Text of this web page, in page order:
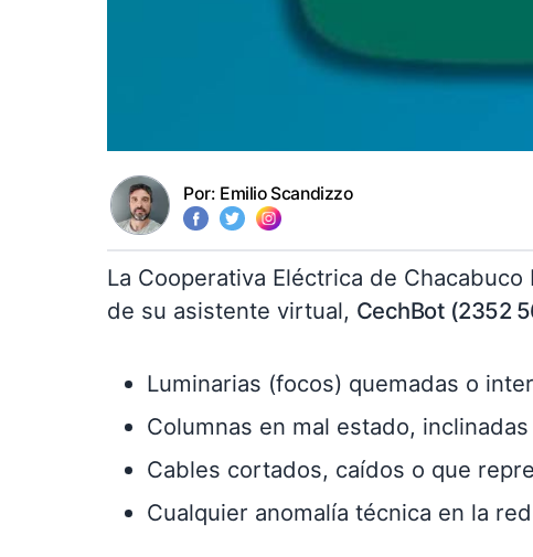
Por: Emilio Scandizzo
La Cooperativa Eléctrica de
de su asistente virtual, CechBot (2352
Luminarias (focos) quemadas o
Columnas en mal estado,
Cables cortados, caídos o que
Cualquier anomalía técnica en la